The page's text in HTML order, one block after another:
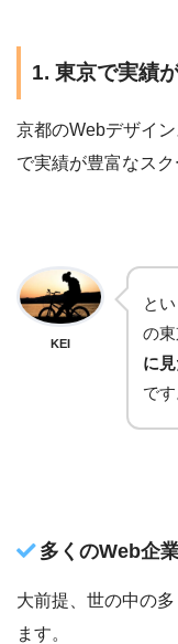
1. 東京で実績
京都のWebデザイ
で実績が豊富なスク
KEI
と
の
に
です
多くのWeb企
大前提、世の中の
ます。